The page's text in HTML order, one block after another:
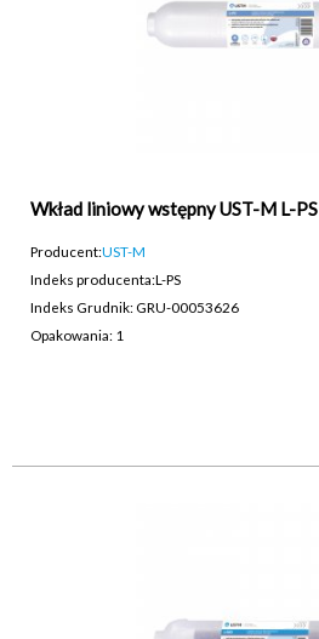
Wkład liniowy wstępny UST-M L-PS
Producent:UST-M
Indeks producenta:L-PS
Indeks Grudnik: GRU-00053626
Opakowania: 1